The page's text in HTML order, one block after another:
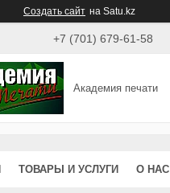
Создать сайт на Satu.kz
+7 (701) 679-61-58
Академия печати
ТОВАРЫ И УСЛУГИ О НАС